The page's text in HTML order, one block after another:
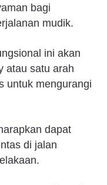
bagi
mudik.
ini akan
atau satu arah
untuk mengurangi
dapat
di jalan